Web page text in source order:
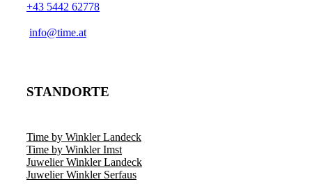
+43 5442 62778
info@time.at
STANDORTE
Time by Winkler Landeck
Time by Winkler Imst
Juwelier Winkler Landeck
Juwelier Winkler Serfaus